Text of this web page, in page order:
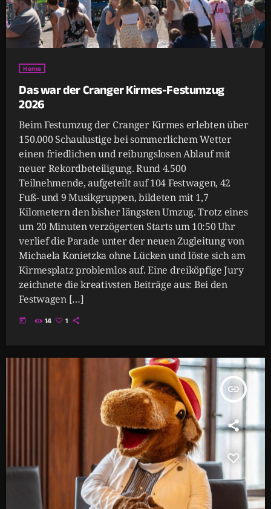
Herne
Das war der Cranger Kirmes-Festumzug
2026
Beim Festumzug der Cranger Kirmes erlebten über
150.000 Schaulustige bei sommerlichem Wetter
einen friedlichen und reibungslosen Ablauf mit
neuer Rekordbeteiligung. Rund 4.500
Teilnehmende, aufgeteilt auf 104 Festwagen, 42
Fuß- und 9 Musikgruppen, bildeten mit 1,7
Kilometern den bisher längsten Umzug. Trotz eines
um 20 Minuten verzögerten Starts um 10:50 Uhr
verlief die Parade unter der neuen Zugleitung von
Michaela Konietzka ohne Lücken und löste sich am
Kirmesplatz problemlos auf. Eine dreiköpfige Jury
zeichnete die kreativsten Beiträge aus: Bei den
Festwagen […]
today 14 1
insert_link